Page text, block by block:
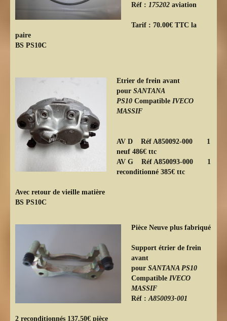
Réf : 175202 aviation
Tarif : 70.00€ TTC la
paire
BS PS10C
Etrier de frein avant
pour SANTANA
PS10 Compatible IVECO
MASSIF
AV D Réf A850092-000 1
neuf 486€ ttc
AV G Réf A850093-000 1
reconditionné 385€ ttc
Avec retour de vieille matière
BS PS10C
Pièce Neuve plus fabriqué
Support étrier de frein
avant
pour SANTANA PS10
Compatible IVECO
MASSIF
Réf : A850093-001
2 reconditionnés 137.50€ pièce